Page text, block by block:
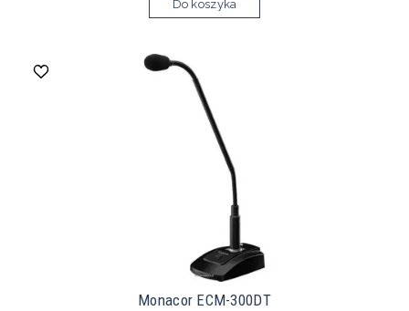
Do koszyka
Monacor ECM-300DT